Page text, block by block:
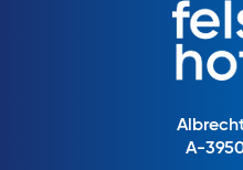
A-